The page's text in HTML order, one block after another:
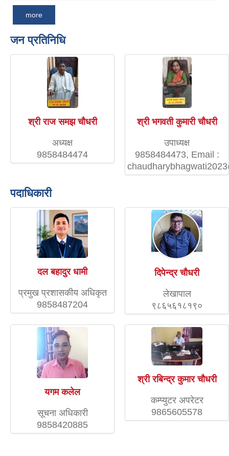
more
जन प्रतिनिधि
श्री राज समझ चौधरी
अध्यक्ष
9858484474
श्री भगवती कुमारी चौधरी
उपाध्यक्ष
9858484473, Email :
पदाधिकारी
दल बहादुर धामी
प्रमुख प्रशासकीय अधिकृत
9858487204
दिपेन्द्र चाैधरी
लेखापाल
९८६५६१८१९०
यगम कलेल
सूचना अधिकारी
9858420885
श्री रबिन्द्र कुमार चौधरी
कम्प्युटर अपरेटर
9865605578